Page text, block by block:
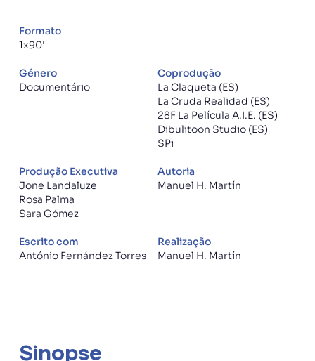
Formato
1x90'
Género
Documentário
Coprodução
La Claqueta (ES)
La Cruda Realidad (ES)
28F La Película A.I.E. (ES)
Dibulitoon Studio (ES)
SPi
Produção Executiva
Jone Landaluze
Rosa Palma
Sara Gómez
Autoria
Manuel H. Martín
Escrito com
António Fernández Torres
Realização
Manuel H. Martín
Sinopse